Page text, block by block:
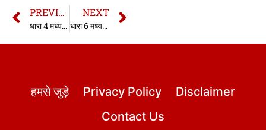
PREVIOUS
धारा 4 मध्यप्रदेश राज्य सुरक्षा अधिनियम 1990
NEXT
धारा 6 मध्यप्रदेश राज्य सुरक्षा अधिनियम 1990
हमसे जुड़े Privacy Policy
Disclaimer
Contact Us